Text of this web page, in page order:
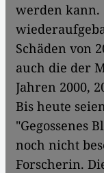
werden kann.
Schäden von
auch die der
Jahren 2000,
Bis heute
"Gegossenes
noch nicht
Forscherin.